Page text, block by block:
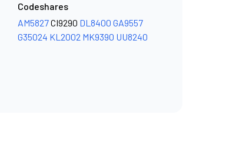
Codeshares
AM5827CI9290 DL8400 GA9557
G35024 KL2002 MK9390 UU8240